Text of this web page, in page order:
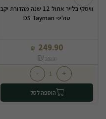
וויסקי בלייר אתול 12 שנה מהדורת יקב
טוליפ DS Tayman
249.90
₪
289.90
₪
+
-
הוספה לסל